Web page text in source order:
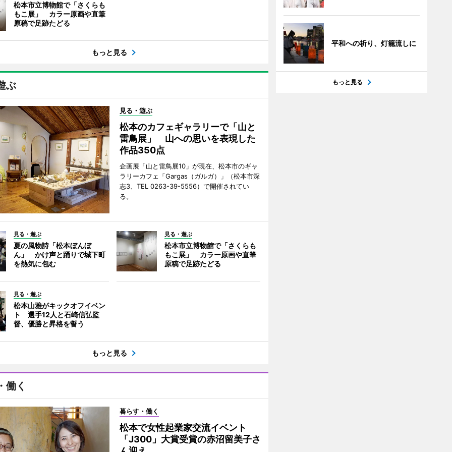
松本市立博物館で「さくらも
もこ展」 カラー原画や直筆
原稿で足跡たどる
もっと見る
ぶ
見る・遊ぶ
松本のカフェギャラリーで「山と
雷鳥展」 山への思いを表現した
作品350点
企画展「山と雷鳥展10」が現在、松本市のギャ
ラリーカフェ「Gargas（ガルガ）」（松本市深
志3、TEL 0263-39-5556）で開催されてい
る。
見る・遊ぶ
夏の風物詩「松本ぼんぼ
ん」 かけ声と踊りで城下町
を熱気に包む
見る・遊ぶ
松本市立博物館で「さくらも
もこ展」 カラー原画や直筆
原稿で足跡たどる
見る・遊ぶ
松本山雅がキックオフイベン
ト 選手12人と石崎信弘監
督、優勝と昇格を誓う
もっと見る
働く
暮らす・働く
松本で女性起業家交流イベント
「J300」大賞受賞の赤沼留美子さ
平和への祈り、灯籠流しに
もっと見る